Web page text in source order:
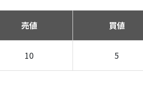
売値 買値
10 5